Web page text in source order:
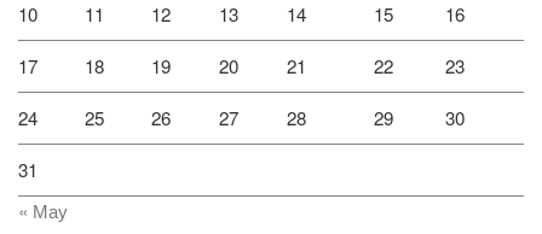
10 11 12 13 14 15 16
17 18 19 20 21 22 23
24 25 26 27 28 29 30
31
« Мау